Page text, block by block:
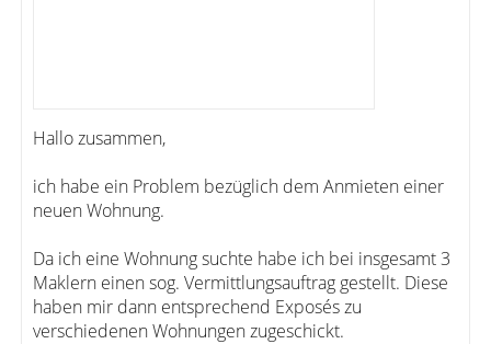
Hallo zusammen,
ich habe ein Problem bezüglich dem Anmieten einer
neuen Wohnung.
Da ich eine Wohnung suchte habe ich bei insgesamt 3
Maklern einen sog. Vermittlungsauftrag gestellt. Diese
haben mir dann entsprechend Exposés zu
verschiedenen Wohnungen zugeschickt.